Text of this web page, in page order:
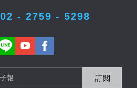
02 - 2759 - 5298
訂閱